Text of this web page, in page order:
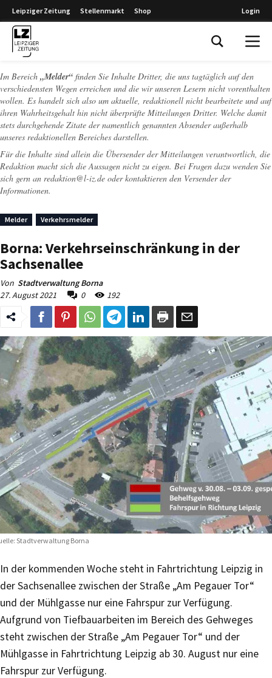
Leipziger Zeitung Stellenmarkt Shop Login
Im Bereich „Melder“ finden Sie Inhalte Dritter, die uns tagtäglich auf den
verschiedensten Wegen erreichen und die wir unseren Lesern nicht vorenthalten
wollen. Es handelt sich also um aktuelle, redaktionell nicht bearbeitete und auf
ihren Wahrheitsgehalt hin nicht überprüfte Mitteilungen Dritter. Welche damit
stets durchgehende Zitate der namentlich genannten Absender außerhalb
unseres redaktionellen Bereiches darstellen.
Für die Inhalte sind allein die Übersender der Mitteilungen verantwortlich, die
Redaktion macht sich die Aussagen nicht zu eigen. Bei Fragen dazu wenden Sie
sich gern an redaktion@l-iz.de oder kontaktieren den Versender der
Informationen.
Melder Verkehrsmelder
Borna: Verkehrseinschränkung in der
Sachsenallee
Von Stadtverwaltung Borna
27. August 2021
0 192
Stadtverwaltung Borna
In der kommenden Woche steht in Fahrtrichtung Leipzig in
der Sachsenallee zwischen der Straße „Am Pegauer Tor“
und der Mühlgasse nur eine Fahrspur zur Verfügung.
Aufgrund von Tiefbauarbeiten im Bereich des Gehweges
steht zwischen der Straße „Am Pegauer Tor“ und der
Mühlgasse in Fahrtrichtung Leipzig ab 30. August nur eine
Fahrspur zur Verfügung.